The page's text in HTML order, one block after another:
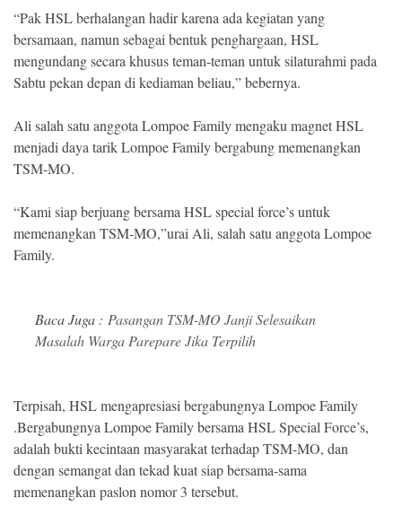
“Pak HSL berhalangan hadir karena ada kegiatan yang
bersamaan, namun sebagai bentuk penghargaan, HSL
mengundang secara khusus teman-teman untuk silaturahmi pada
Sabtu pekan depan di kediaman beliau,” bebernya.
Ali salah satu anggota Lompoe Family mengaku magnet HSL
menjadi daya tarik Lompoe Family bergabung memenangkan
TSM-MO.
“Kami siap berjuang bersama HSL special force’s untuk
memenangkan TSM-MO,”urai Ali, salah satu anggota Lompoe
Family.
Baca Juga : Pasangan TSM-MO Janji Selesaikan
Masalah Warga Parepare Jika Terpilih
Terpisah, HSL mengapresiasi bergabungnya Lompoe Family
.Bergabungnya Lompoe Family bersama HSL Special Force’s,
adalah bukti kecintaan masyarakat terhadap TSM-MO, dan
dengan semangat dan tekad kuat siap bersama-sama
memenangkan paslon nomor 3 tersebut.